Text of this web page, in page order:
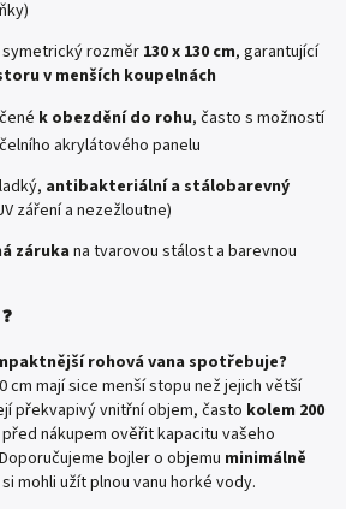
rozměr 130 x 130 cm, garantující
v menších koupelnách
k obezdění do rohu, často s možností
akrylátového panelu
antibakteriální a stálobarevný
záření a nezežloutne)
zárukana tvarovou stálost a barevnou
rohová vana spotřebuje?
cm mají sice menší stopu než jejich větší
překvapivý vnitřní objem, často kolem 200
nákupem ověřit kapacitu vašeho
bojler o objemu minimálně
mohli užít plnou vanu horké vody.